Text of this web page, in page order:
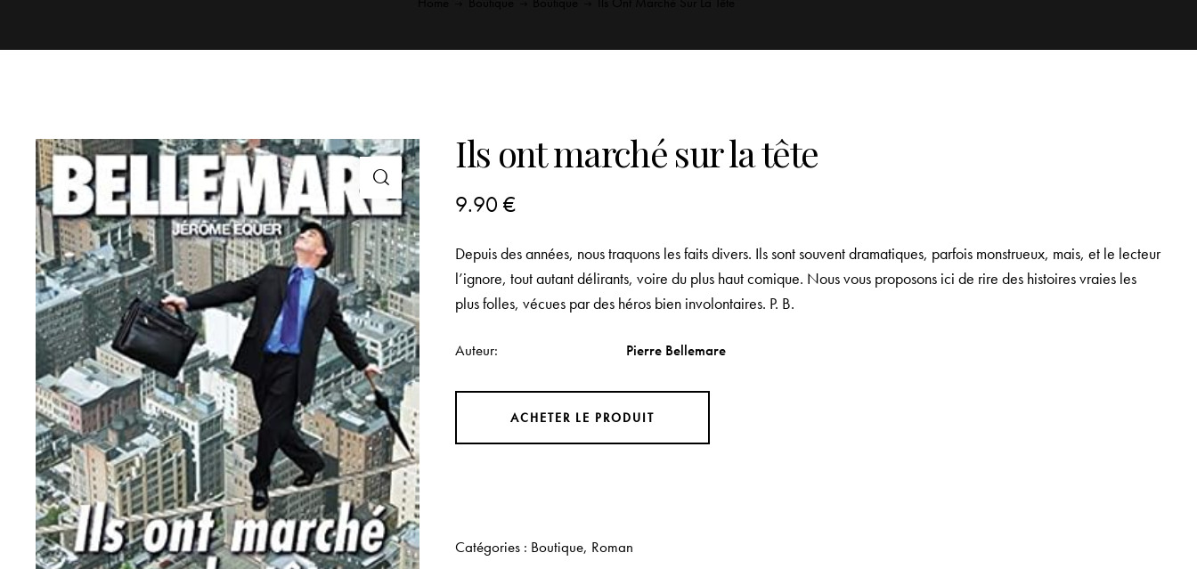
Ils ont marché sur la tête
9.90€
Depuis des années, nous traquons les faits divers. Ils sont souvent dramatiques, parfois monstrueux, mais, et le lecteur
l’ignore, tout autant délirants, voire du plus haut comique. Nous vous proposons ici de rire des histoires vraies les
plus folles, vécues par des héros bien involontaires. P. B.
Auteur Pierre Bellemare
ACHETER LE PRODUIT
Catégories : Boutique, Roman